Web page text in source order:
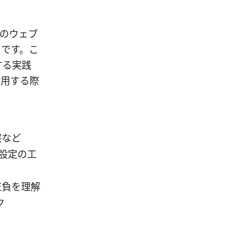
ウェブ
す。こ
実践
する際
ど
定の工
を理解